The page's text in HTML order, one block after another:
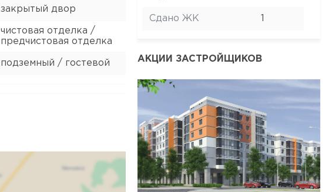
закрытый двор
чистовая отделка /
предчистовая отделка
подземный / гостевой
Сдано ЖК
АКЦИИ ЗАСТРОЙЩИКОВ